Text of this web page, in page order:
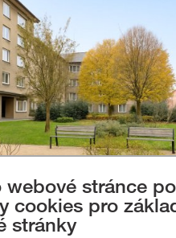
prostor, 130m ,
22, Ostrava - Moravská
webové stránce
cookies pro
stránky